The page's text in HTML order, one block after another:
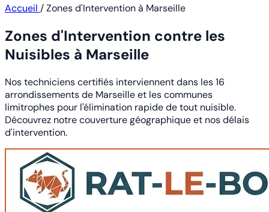
Accueil /Zones d'Intervention à Marseille
Zones d'Intervention contre les
Nuisibles à Marseille
Nos techniciens certifiés interviennent dans les 16
arrondissements de Marseille et les communes
limitrophes pour l'élimination rapide de tout nuisible.
Découvrez notre couverture géographique et nos délais
d'intervention.